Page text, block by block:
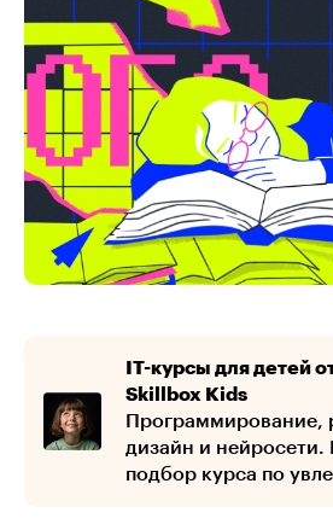
IT-курсы для детей
Skillbox Kids
Программирование,
дизайн и нейросети.
подбор курса по